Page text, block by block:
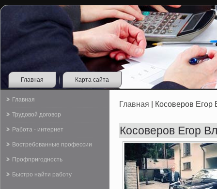
Главная Карта сайта
Главная
Трудовой договор
Работа - интернет
Востребованные профессии
Профпригодность
Быстро найти работу
Главная | Косоверов Егор
Косоверов Егор